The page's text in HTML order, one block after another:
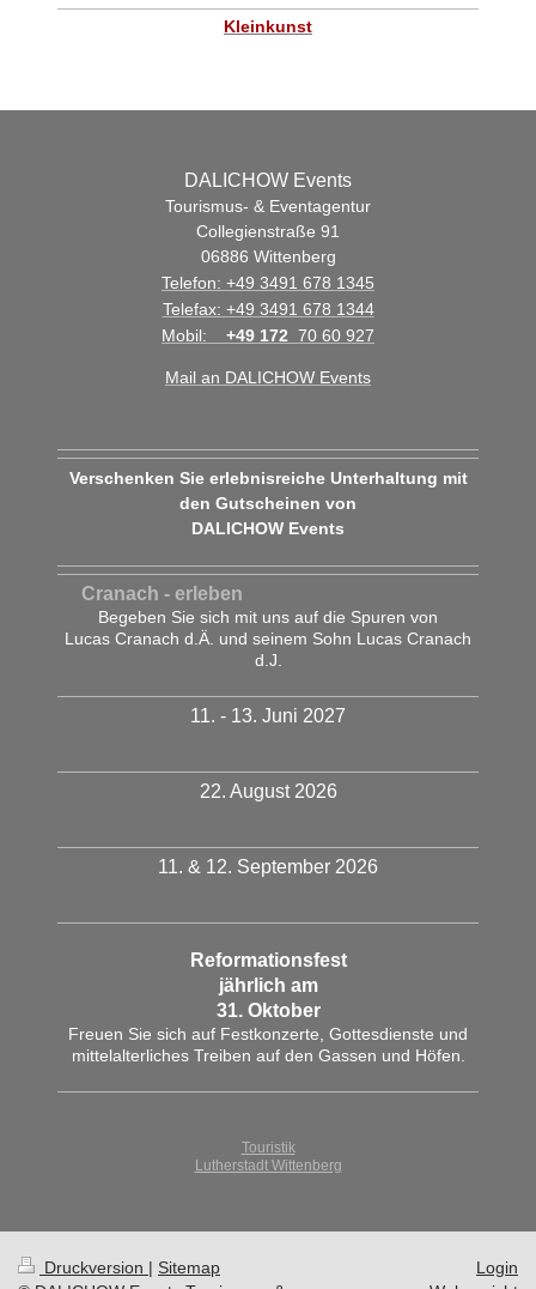
Kleinkunst
DALICHOW Events
Tourismus- & Eventagentur
Collegienstraße 91
06886 Wittenberg
Telefon: +49 3491 678 1345
Telefax: +49 3491 678 1344
Mobil:
+49 172 70 60 927
Mail an DALICHOW Events
Verschenken Sie erlebnisreiche Unterhaltung mit
den Gutscheinen von
DALICHOW Events
Cranach - erleben
Begeben Sie sich mit uns auf die Spuren von
Lucas Cranach d.Ä. und seinem Sohn Lucas Cranach
d.J.
11. - 13. Juni 2027
22. August 2026
11. & 12. September 2026
Reformationsfest
jährlich am
31. Oktober
Freuen Sie sich auf Festkonzerte, Gottesdienste und
mittelalterliches Treiben auf den Gassen und Höfen.
Touristik
Lutherstadt Wittenberg
Druckversion | Sitemap
Login